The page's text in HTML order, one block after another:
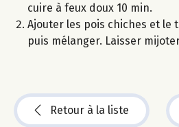
cuire à feux doux 10 min.
Ajouter les pois chiches et le
puis mélanger. Laisser
Retour à la liste